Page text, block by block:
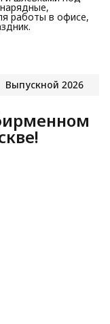
работы в офисе,
Выпускной 2026